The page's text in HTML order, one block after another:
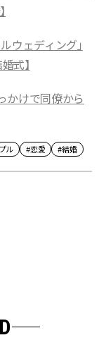
ウェディング」
式】
かけで同僚から
ル #恋愛 #結婚